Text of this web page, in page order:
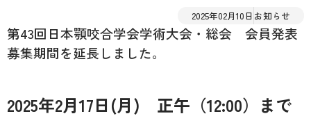
2025年02月10日 お知らせ
第43回日本顎咬合学会学術大会・総会 会員発表
募集期間を延長しました。
2025年2月17日(月) 正午（12:00）まで